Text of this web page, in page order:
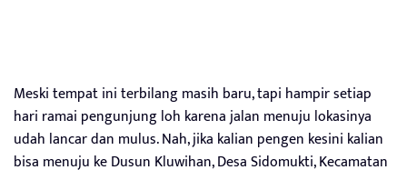
Meski tempat ini terbilang masih baru, tapi hampir setiap
hari ramai pengunjung loh karena jalan menuju lokasinya
udah lancar dan mulus. Nah, jika kalian pengen kesini kalian
bisa menuju ke Dusun Kluwihan, Desa Sidomukti, Kecamatan